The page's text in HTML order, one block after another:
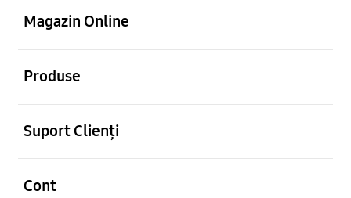
Magazin Online
Produse
Suport Clienți
Cont